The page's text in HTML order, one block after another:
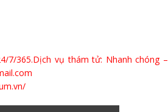
7/365.Dịch vụ thám tử: Nhanh chóng –